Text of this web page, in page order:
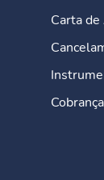
Carta
Cobrança